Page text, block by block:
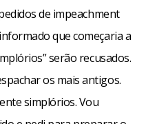
de impeachment
que começaria a
serão recusados.
os mais antigos.
simplórios. Vou